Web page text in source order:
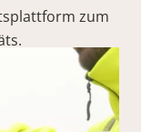
zum